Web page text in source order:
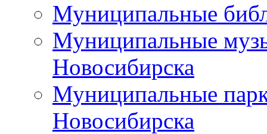
Муниципальные
Муниципальные
Новосибирска
Муниципальные
Новосибирска